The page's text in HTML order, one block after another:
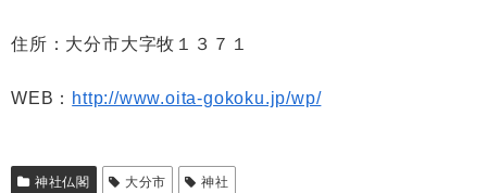
住所：大分市大字牧１３７１
WEB： http://www.oita-gokoku.jp/wp/
神社仏閣 大分市 神社